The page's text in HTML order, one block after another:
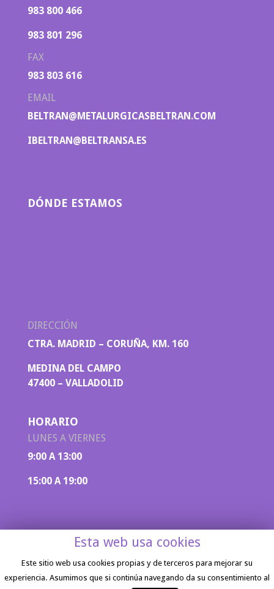
983 800 466
983 801 296
FAX
983 803 616
EMAIL
BELTRAN@METALURGICASBELTRAN.COM
IBELTRAN@BELTRANSA.ES
DÓNDE ESTAMOS
DIRECCIÓN
CTRA. MADRID – CORUÑA, KM. 160
MEDINA DEL CAMPO
47400 – VALLADOLID
HORARIO
LUNES A VIERNES
9:00 A 13:00
15:00 A 19:00
Aviso legal|Política de privacidad| Diseño
Esta web usa cookies
Este sitio web usa cookies propias y de terceros para mejorar su
experiencia. Asumimos que si continúa navegando da su consentimiento al